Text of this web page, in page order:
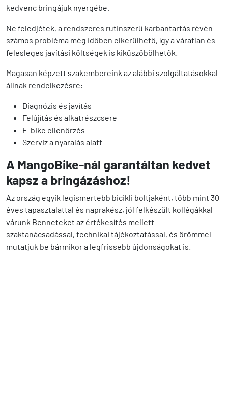
kedvenc bringájuk nyergébe.
Ne feledjétek, a rendszeres rutinszerű karbantartás révén
számos probléma még időben elkerülhető, így a váratlan és
felesleges javítási költségek is kiküszöbölhetők.
Magasan képzett szakembereink az alábbi szolgáltatásokkal
állnak rendelkezésre:
Diagnózis és javítás
Felújítás és alkatrészcsere
E-bike ellenőrzés
Szerviz a nyaralás alatt
A MangoBike-nál garantáltan kedvet
kapsz a bringázáshoz!
Az ország egyik legismertebb bicikli boltjaként, több mint 30
éves tapasztalattal és naprakész, jól felkészült kollégákkal
várunk Benneteket az értékesítés mellett
szaktanácsadással, technikai tájékoztatással, és örömmel
mutatjuk be bármikor a legfrissebb újdonságokat is.